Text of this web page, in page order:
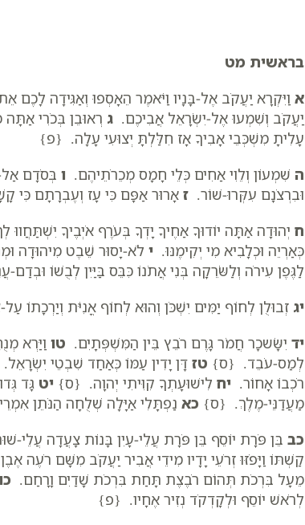
בראשית מט
א וַיִּקְרָא יַעֲקֹב אֶל-בָּנָיו וַיֹּאמֶר הֵאָסְפוּ וְאַגִּידָה
יַעֲקֹב וְשִׁמְעוּ אֶל-יִשְׂרָאֵל אֲבִיכֶם. ג רְאוּבֵן בְּכֹרִי אַתָּה
עָלִיתָ מִשְׁכְּבֵי אָבִיךָ אָז חִלַּלְתָּ יְצוּעִי עָלָה. {פ}
ה שִׁמְעוֹן וְלֵוִי אַחִים כְּלֵי חָמָס מְכֵרֹתֵיהֶם. ו בְּסֹדָם
וּבִרְצֹנָם עִקְּרוּ-שׁוֹר. ז אָרוּר אַפָּם כִּי עָז וְעֶבְרָתָם
ח יְהוּדָה אַתָּה יוֹדוּךָ אַחֶיךָ יָדְךָ בְּעֹרֶף אֹיְבֶיךָ יִשְׁתַּחֲווּ
כְּאַרְיֵה וּכְלָבִיא מִי יְקִימֶנּוּ. י לֹא-יָסוּר שֵׁבֶט מִיהוּדָה
לַגֶּפֶן עִירֹה וְלַשֹּׂרֵקָה בְּנִי אֲתֹנוֹ כִּבֵּס בַּיַּיִן לְבֻשׁוֹ וּבְדַם-
יג זְבוּלֻן לְחוֹף יַמִּים יִשְׁכֹּן וְהוּא לְחוֹף אֳנִיֹּת וְיַרְכָתוֹ
יד יִשָּׂשכָר חֲמֹר גָּרֶם רֹבֵץ בֵּין הַמִּשְׁפְּתָיִם. טו וַיַּרְא
לְמַס-עֹבֵד. {ס} טז דָּן יָדִין עַמּוֹ כְּאַחַד שִׁבְטֵי יִשְׂרָאֵל.
רֹכְבוֹ אָחוֹר. יח לִישׁוּעָתְךָ קִוִּיתִי יְהוָה. {ס} יט גָּד
מַעֲדַנֵּי-מֶלֶךְ. {ס} כא נַפְתָּלִי אַיָּלָה שְׁלֻחָה הַנֹּתֵן
כב בֵּן פֹּרָת יוֹסֵף בֵּן פֹּרָת עֲלֵי-עָיִן בָּנוֹת צָעֲדָה עֲלֵי-
קַשְׁתּוֹ וַיָּפֹזּוּ זְרֹעֵי יָדָיו מִידֵי אֲבִיר יַעֲקֹב מִשָּׁם רֹעֶה
מֵעָל בִּרְכֹת תְּהוֹם רֹבֶצֶת תָּחַת בִּרְכֹת שָׁדַיִם וָרָחַם.
לְרֹאשׁ יוֹסֵף וּלְקָדְקֹד נְזִיר אֶחָיו. {פ}